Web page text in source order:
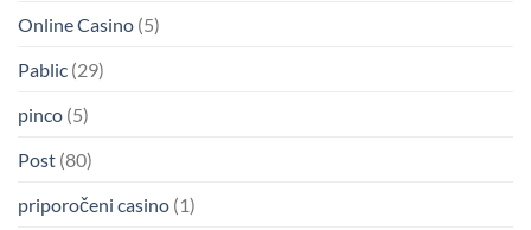
Online Casino (5)
Pablic (29)
pinco (5)
Post (80)
priporočeni casino (1)